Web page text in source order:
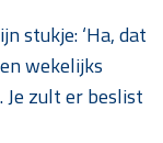
stukje: ‘Ha, dat
wekelijks
Je zult er beslist